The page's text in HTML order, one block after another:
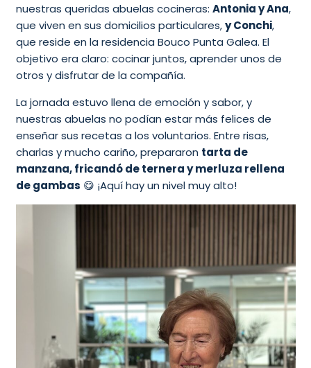
nuestras queridas abuelas cocineras: Antonia y Ana,
que viven en sus domicilios particulares,y Conchi,
que reside en la residencia Bouco Punta Galea. El
objetivo era claro: cocinar juntos, aprender unos de
otros y disfrutar de la compañía.
La jornada estuvo llena de emoción y sabor, y
nuestras abuelas no podían estar más felices de
enseñar sus recetas a los voluntarios. Entre risas,
charlas y mucho cariño, prepararon tarta de
manzana, fricandó de ternera y merluza rellena
de gambas 😋 ¡Aquí hay un nivel muy alto!